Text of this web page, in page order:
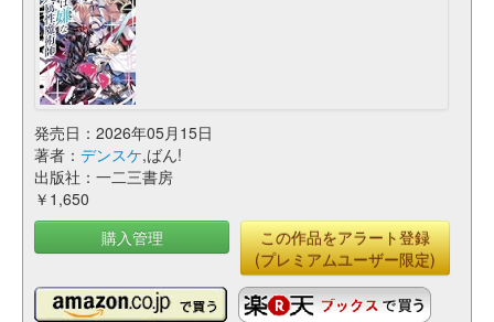
発売日：2026年05月15日
著者： デンスケ,ばん!
出版社：一二三書房
￥1,650
購入管理
この作品をアラート登録
(プレミアムユーザー限定)